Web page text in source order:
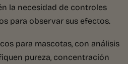
la necesidad de controles
para observar sus efectos.
para mascotas, con análisis
pureza, concentración